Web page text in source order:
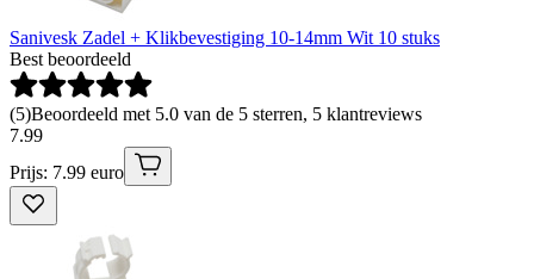
Sanivesk Zadel + Klikbevestiging 10-14mm Wit 10 stuks
Best beoordeeld
(5)Beoordeeld met 5.0 van de 5 sterren, 5 klantreviews
7.99
Prijs: 7.99 euro